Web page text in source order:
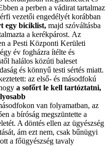
a perben a vádirat tartalmaz
vezetői engedélyét korábban
egy biciklist, majd szóváltásba
a kerékpárost. Az
a Pesti Központi Kerületi
év fogházra ítélte és
halálos közúti baleset
és könnyű testi sértés miatt.
az első- és másodfokú
a sofőrt le kell tartóztatni,
van folyamatban, az
a bíróság megszüntette a
A döntés ellen az ügyészség
ám ezt nem, csak bűnügyi
a főügyészség tavaly